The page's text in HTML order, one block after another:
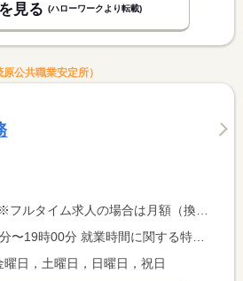
見る (ハローワークより転載)
公共職業安定所）
は月額（換算額）、パート求人の場合は時間額を表示しています。
日，土曜日，日曜日，祝日